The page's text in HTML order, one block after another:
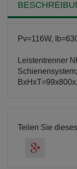
Pv=116W,
Leistentrenner
Teilen Sie